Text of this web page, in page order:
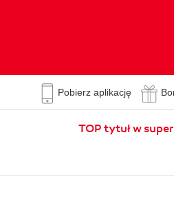
Pobierz aplikację
TOP tytuł w